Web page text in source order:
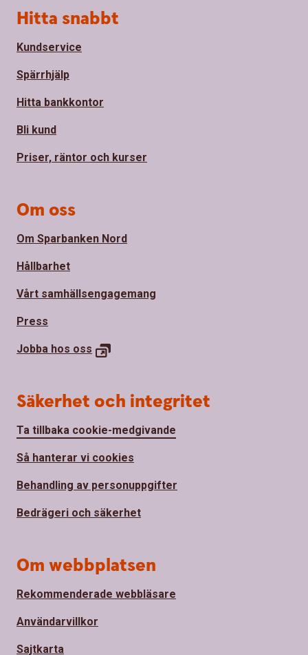
Sidfot
Hitta snabbt
Kundservice
Spärrhjälp
Hitta bankkontor
Bli kund
Priser, räntor och kurser
Om oss
Om Sparbanken Nord
Hållbarhet
Vårt samhällsengagemang
Press
Jobba hos oss
Säkerhet och integritet
Ta tillbaka cookie-medgivande
Så hanterar vi cookies
Behandling av personuppgifter
Bedrägeri och säkerhet
Om webbplatsen
Rekommenderade webbläsare
Användarvillkor
Sajtkarta